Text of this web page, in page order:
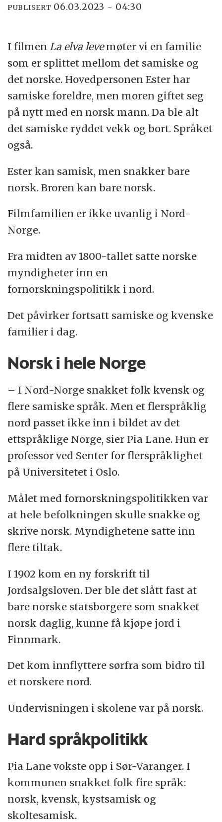
PUBLISERT 06.03.2023 - 04:30
I filmen La elva levemøter vi en familie
som er splittet mellom det samiske og
det norske. Hovedpersonen Ester har
samiske foreldre, men moren giftet seg
på nytt med en norsk mann. Da ble alt
det samiske ryddet vekk og bort. Språket
også.
Ester kan samisk, men snakker bare
norsk. Broren kan bare norsk.
Filmfamilien er ikke uvanlig i Nord-
Norge.
Fra midten av 1800-tallet satte norske
myndigheter inn en
fornorskningspolitikk i nord.
Det påvirker fortsatt samiske og kvenske
familier i dag.
Norsk i hele Norge
– I Nord-Norge snakket folk kvensk og
flere samiske språk. Men et flerspråklig
nord passet ikke inn i bildet av det
ettspråklige Norge, sier Pia Lane. Hun er
professor ved Senter for flerspråklighet
på Universitetet i Oslo.
Målet med fornorskningspolitikken var
at hele befolkningen skulle snakke og
skrive norsk. Myndighetene satte inn
flere tiltak.
I 1902 kom en ny forskrift til
Jordsalgsloven. Der ble det slått fast at
bare norske statsborgere som snakket
norsk daglig, kunne få kjøpe jord i
Finnmark.
Det kom innflyttere sørfra som bidro til
et norskere nord.
Undervisningen i skolene var på norsk.
Hard språkpolitikk
Pia Lane vokste opp i Sør-Varanger. I
kommunen snakket folk fire språk:
norsk, kvensk, kystsamisk og
skoltesamisk.